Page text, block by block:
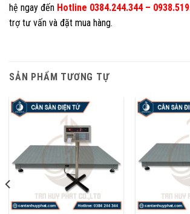
hệ ngay đến Hotline 0384.244.344 –
trợ tư vấn và đặt mua hàng.
SẢN PHẨM TƯƠNG TỰ